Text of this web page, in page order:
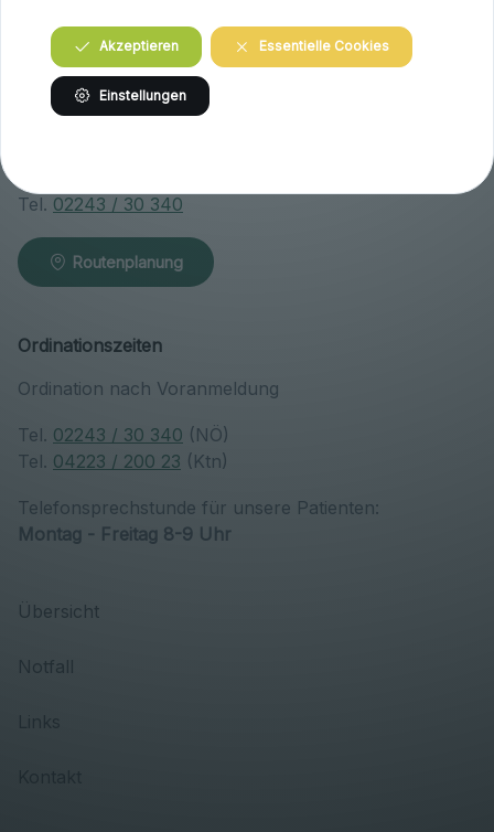
Praxis Klosterneuburg (Niederösterreich)
Wiener Straße 146
Tel. 02243 / 30 340
Routenplanung
Ordinationszeiten
Ordination nach Voranmeldung
Tel. 02243 / 30 340 (NÖ)
Tel. 04223 / 200 23 (Ktn)
Telefonsprechstunde für unsere Patienten:
Montag - Freitag 8-9 Uhr
Übersicht
Notfall
Links
Akzeptieren Essentielle Cookies
Einstellungen